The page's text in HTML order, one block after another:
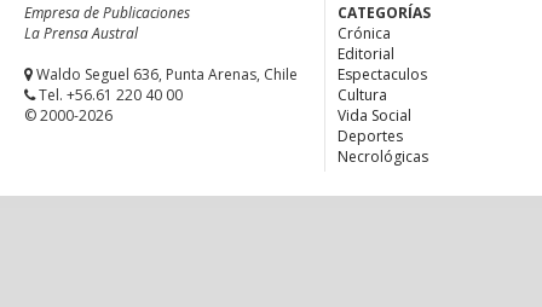
Empresa de Publicaciones
La Prensa Austral
Waldo Seguel 636, Punta Arenas, Chile
Tel. +56.61 220 40 00
© 2000-2026
CATEGORÍAS
Crónica
Editorial
Espectaculos
Cultura
Vida Social
Deportes
Necrológicas